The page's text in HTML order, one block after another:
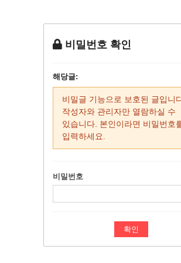
비밀번호 확인
해당글:
비밀글 기능으로 보호된 글입니
작성자와 관리자만 열람하실 수
있습니다. 본인이라면 비밀번호
입력하세요.
비밀번호